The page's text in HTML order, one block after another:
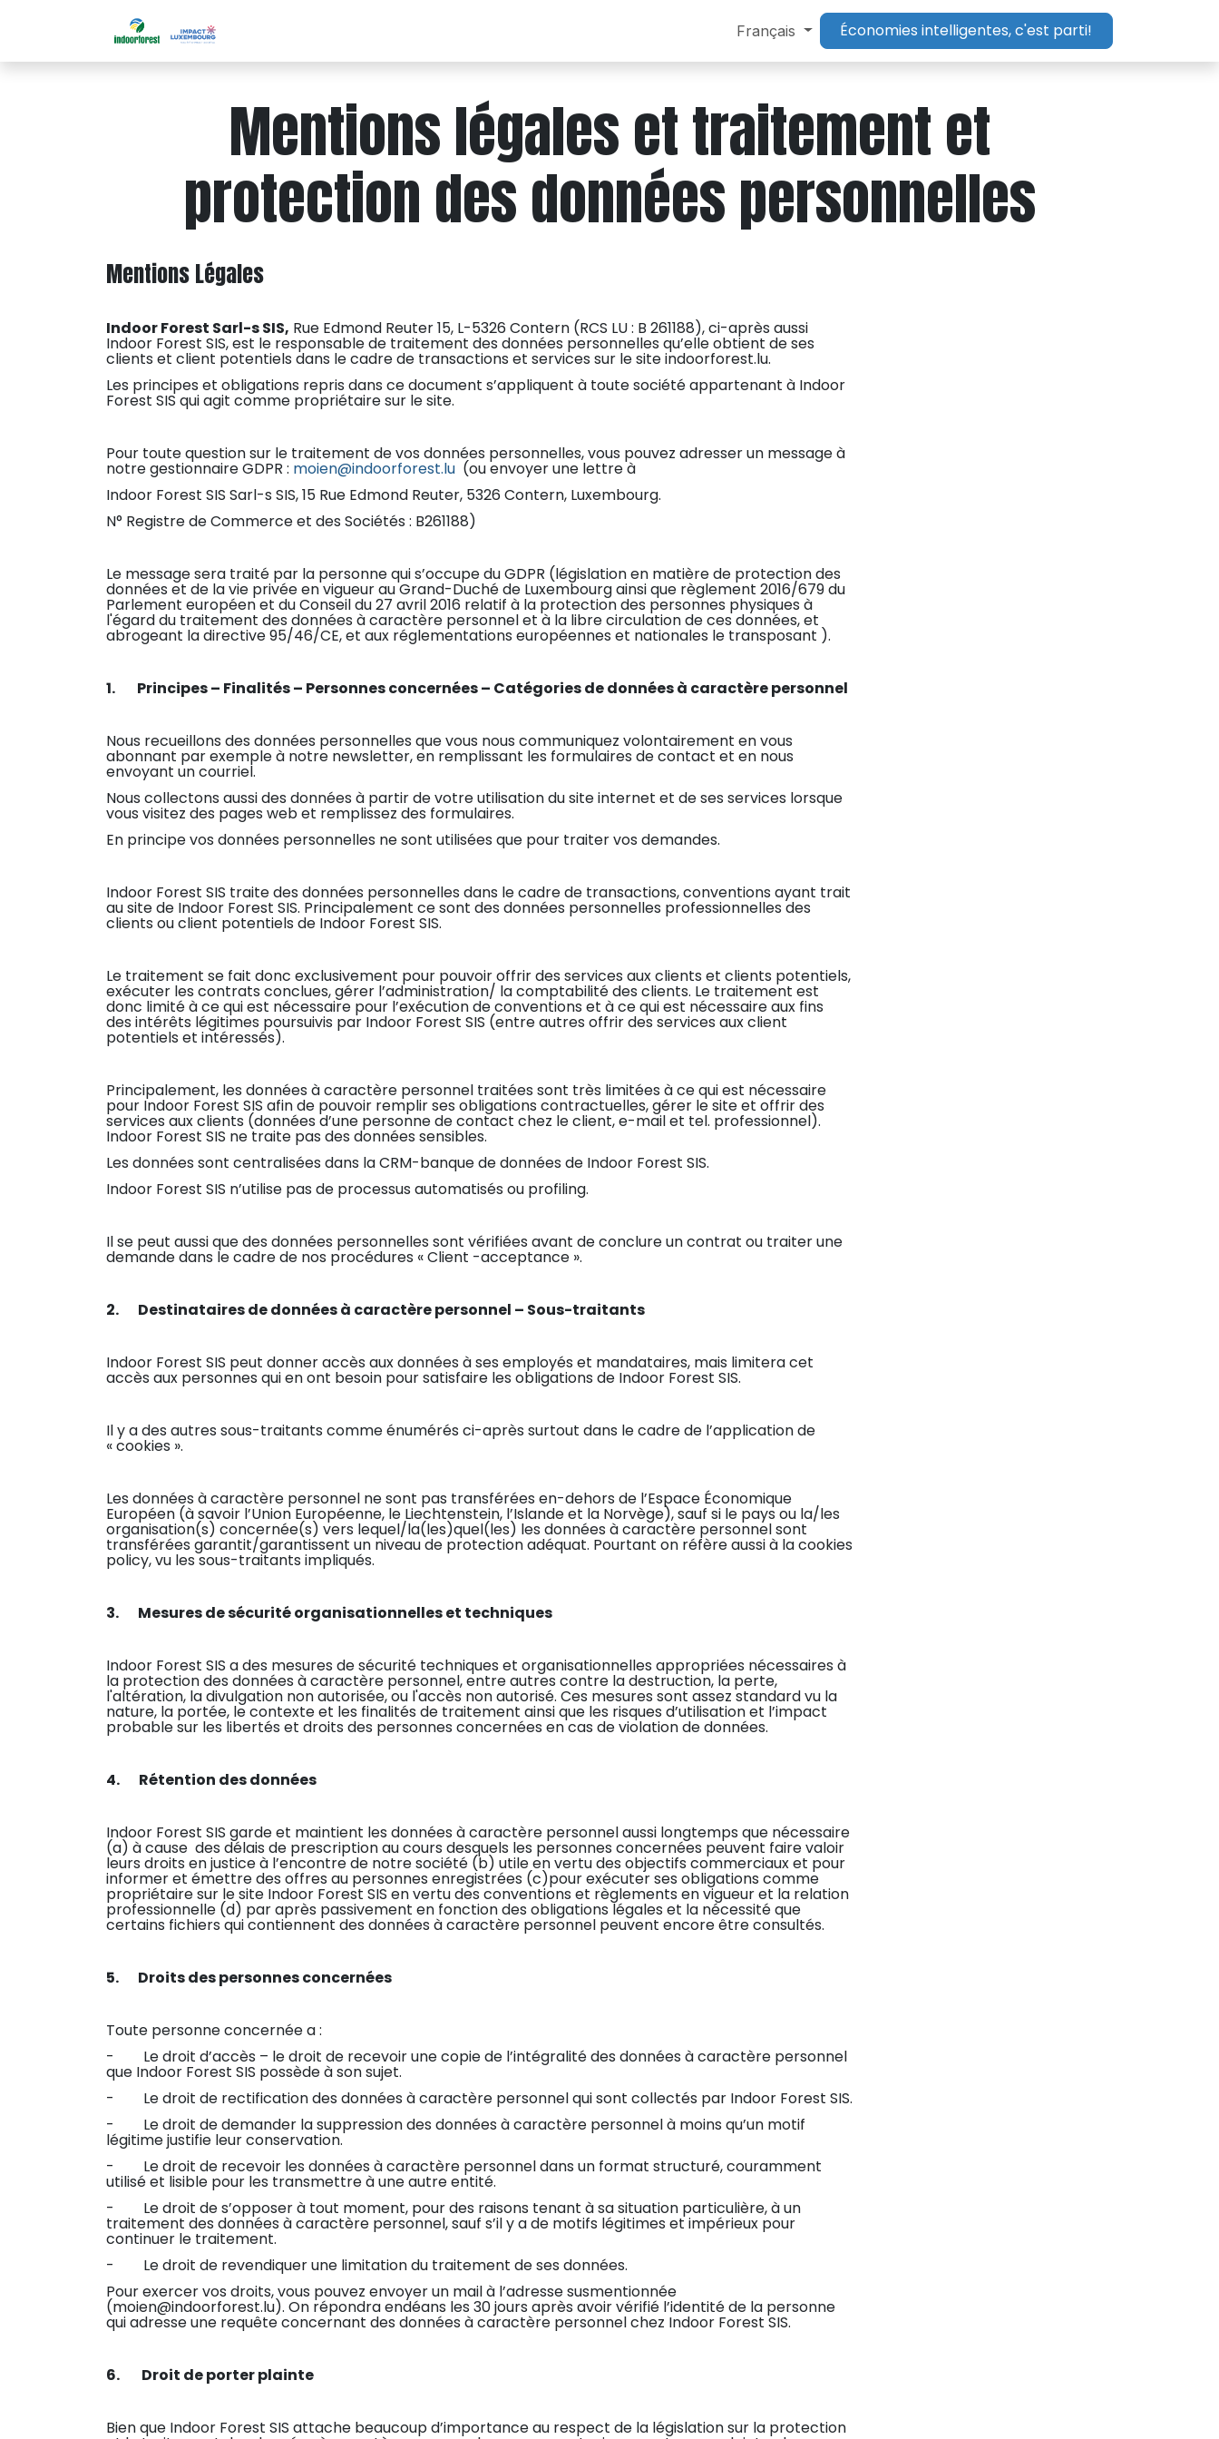
Français Économies intelligentes, c'est parti!
Mentions légales et traitement et
protection des données personnelles
Mentions Légales
Indoor Forest Sarl-s SIS, Rue Edmond Reuter 15, L-5326 Contern (RCS LU : B 261188), ci-après aussi
Indoor Forest SIS, est le responsable de traitement des données personnelles qu’elle obtient de ses
clients et client potentiels dans le cadre de transactions et services sur le site indoorforest.lu.
Les principes et obligations repris dans ce document s’appliquent à toute société appartenant à Indoor
Forest SIS qui agit comme propriétaire sur le site.
Pour toute question sur le traitement de vos données personnelles, vous pouvez adresser un message à
notre gestionnaire GDPR : moien@indoorforest.lu (ou envoyer une lettre à
Indoor Forest SIS Sarl-s SIS, 15 Rue Edmond Reuter, 5326 Contern, Luxembourg.
N° Registre de Commerce et des Sociétés : B261188)
Le message sera traité par la personne qui s’occupe du GDPR (législation en matière de protection des
données et de la vie privée en vigueur au Grand-Duché de Luxembourg ainsi que règlement 2016/679 du
Parlement européen et du Conseil du 27 avril 2016 relatif à la protection des personnes physiques à
l'égard du traitement des données à caractère personnel et à la libre circulation de ces données, et
abrogeant la directive 95/46/CE, et aux réglementations européennes et nationales le transposant ).
1. Principes – Finalités – Personnes concernées – Catégories de données à caractère personnel
Nous recueillons des données personnelles que vous nous communiquez volontairement en vous
abonnant par exemple à notre newsletter, en remplissant les formulaires de contact et en nous
envoyant un courriel.
Nous collectons aussi des données à partir de votre utilisation du site internet et de ses services lorsque
vous visitez des pages web et remplissez des formulaires.
En principe vos données personnelles ne sont utilisées que pour traiter vos demandes.
Indoor Forest SIS traite des données personnelles dans le cadre de transactions, conventions ayant trait
au site de Indoor Forest SIS. Principalement ce sont des données personnelles professionnelles des
clients ou client potentiels de Indoor Forest SIS.
Le traitement se fait donc exclusivement pour pouvoir offrir des services aux clients et clients potentiels,
exécuter les contrats conclues, gérer l’administration/ la comptabilité des clients. Le traitement est
donc limité à ce qui est nécessaire pour l’exécution de conventions et à ce qui est nécessaire aux fins
des intérêts légitimes poursuivis par Indoor Forest SIS (entre autres offrir des services aux client
potentiels et intéressés).
Principalement, les données à caractère personnel traitées sont très limitées à ce qui est nécessaire
pour Indoor Forest SIS afin de pouvoir remplir ses obligations contractuelles, gérer le site et offrir des
services aux clients (données d’une personne de contact chez le client, e-mail et tel. professionnel).
Indoor Forest SIS ne traite pas des données sensibles.
Les données sont centralisées dans la CRM-banque de données de Indoor Forest SIS.
Indoor Forest SIS n’utilise pas de processus automatisés ou profiling.
Il se peut aussi que des données personnelles sont vérifiées avant de conclure un contrat ou traiter une
demande dans le cadre de nos procédures « Client -acceptance ».
2. Destinataires de données à caractère personnel – Sous-traitants
Indoor Forest SIS peut donner accès aux données à ses employés et mandataires, mais limitera cet
accès aux personnes qui en ont besoin pour satisfaire les obligations de Indoor Forest SIS.
Il y a des autres sous-traitants comme énumérés ci-après surtout dans le cadre de l’application de
« cookies ».
Les données à caractère personnel ne sont pas transférées en-dehors de l’Espace Économique
Européen (à savoir l’Union Européenne, le Liechtenstein, l’Islande et la Norvège), sauf si le pays ou la/les
organisation(s) concernée(s) vers lequel/la(les)quel(les) les données à caractère personnel sont
transférées garantit/garantissent un niveau de protection adéquat. Pourtant on réfère aussi à la cookies
policy, vu les sous-traitants impliqués.
3. Mesures de sécurité organisationnelles et techniques
Indoor Forest SIS a des mesures de sécurité techniques et organisationnelles appropriées nécessaires à
la protection des données à caractère personnel, entre autres contre la destruction, la perte,
l'altération, la divulgation non autorisée, ou l'accès non autorisé. Ces mesures sont assez standard vu la
nature, la portée, le contexte et les finalités de traitement ainsi que les risques d’utilisation et l’impact
probable sur les libertés et droits des personnes concernées en cas de violation de données.
4. Rétention des données
Indoor Forest SIS garde et maintient les données à caractère personnel aussi longtemps que nécessaire
(a) à cause des délais de prescription au cours desquels les personnes concernées peuvent faire valoir
leurs droits en justice à l’encontre de notre société (b) utile en vertu des objectifs commerciaux et pour
informer et émettre des offres au personnes enregistrées (c)pour exécuter ses obligations comme
propriétaire sur le site Indoor Forest SIS en vertu des conventions et règlements en vigueur et la relation
professionnelle (d) par après passivement en fonction des obligations légales et la nécessité que
certains fichiers qui contiennent des données à caractère personnel peuvent encore être consultés.
5. Droits des personnes concernées
Toute personne concernée a :
- Le droit d’accès – le droit de recevoir une copie de l’intégralité des données à caractère personnel
que Indoor Forest SIS possède à son sujet.
- Le droit de rectification des données à caractère personnel qui sont collectés par Indoor Forest SIS.
- Le droit de demander la suppression des données à caractère personnel à moins qu’un motif
légitime justifie leur conservation.
- Le droit de recevoir les données à caractère personnel dans un format structuré, couramment
utilisé et lisible pour les transmettre à une autre entité.
- Le droit de s’opposer à tout moment, pour des raisons tenant à sa situation particulière, à un
traitement des données à caractère personnel, sauf s’il y a de motifs légitimes et impérieux pour
continuer le traitement.
- Le droit de revendiquer une limitation du traitement de ses données.
Pour exercer vos droits, vous pouvez envoyer un mail à l’adresse susmentionnée
(moien@indoorforest.lu). On répondra endéans les 30 jours après avoir vérifié l’identité de la personne
qui adresse une requête concernant des données à caractère personnel chez Indoor Forest SIS.
6. Droit de porter plainte
Bien que Indoor Forest SIS attache beaucoup d’importance au respect de la législation sur la protection